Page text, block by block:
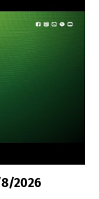
2026